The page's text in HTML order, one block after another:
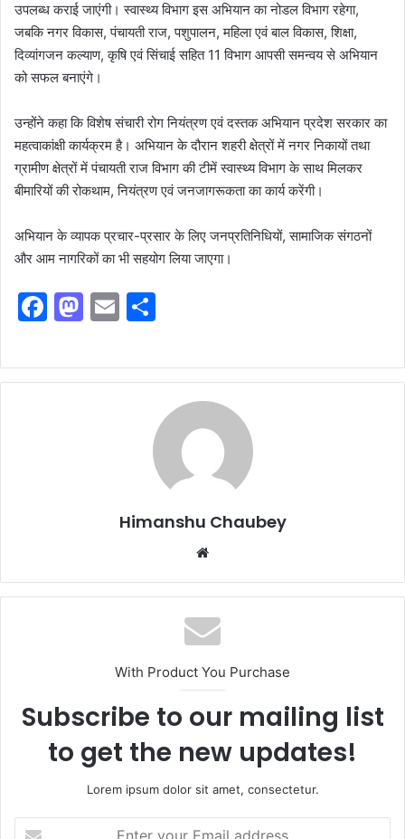
उपलब्ध कराई जाएंगी। स्वास्थ्य विभाग इस अभियान का नोडल विभाग रहेगा,
जबकि नगर विकास, पंचायती राज, पशुपालन, महिला एवं बाल विकास, शिक्षा,
दिव्यांगजन कल्याण, कृषि एवं सिंचाई सहित 11 विभाग आपसी समन्वय से अभियान
को सफल बनाएंगे।
उन्होंने कहा कि विशेष संचारी रोग नियंत्रण एवं दस्तक अभियान प्रदेश सरकार का
महत्वाकांक्षी कार्यक्रम है। अभियान के दौरान शहरी क्षेत्रों में नगर निकायों तथा
ग्रामीण क्षेत्रों में पंचायती राज विभाग की टीमें स्वास्थ्य विभाग के साथ मिलकर
बीमारियों की रोकथाम, नियंत्रण एवं जनजागरूकता का कार्य करेंगी।
अभियान के व्यापक प्रचार-प्रसार के लिए जनप्रतिनिधियों, सामाजिक संगठनों
और आम नागरिकों का भी सहयोग लिया जाएगा।
F
c
e
M
st
o
E
ai
l
ar
e
Himanshu Chaubey
With Product You Purchase
Subscribe to our mailing list
to get the new updates!
Lorem ipsum dolor sit amet, consectetur.